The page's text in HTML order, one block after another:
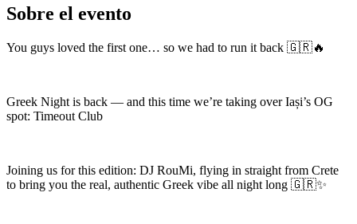
Sobre el evento
You guys loved the first one… so we had to run it back 🇬🇷🔥
Greek Night is back — and this time we’re taking over Iași’s OG
spot: Timeout Club
Joining us for this edition: DJ RouMi, flying in straight from Crete
to bring you the real, authentic Greek vibe all night long 🇬🇷✨